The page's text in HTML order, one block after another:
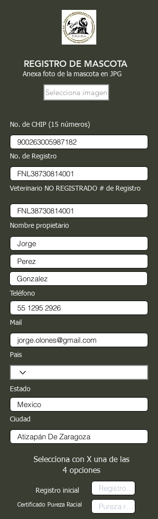
REGISTRO DE MASCOTA
Anexa foto de la mascota en JPG
Selecciona imagen
No. de CHIP (15 números)
No. de Registro
Veterinario NO REGISTRADO # de Registro
Nombre propietario
Teléfono
Mail
Pais
Estado
Ciudad
Registro inicial
Certificado Pureza Racial
Selecciona con X una de las
4 opciones